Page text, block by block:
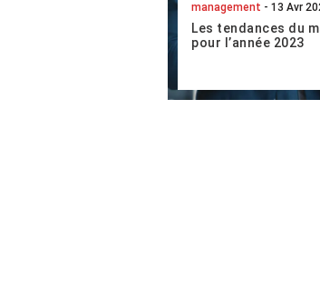
management - 13 Avr
Les tendances du
pour l’année 2023
actuelles n’ont plus
l’ancienne où la
LIRE